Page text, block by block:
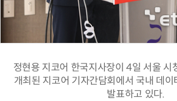
정현용 지코어 한국지사장이 4일 서울 시
개최된 지코어 기자간담회에서 국내 데
발표하고 있다.